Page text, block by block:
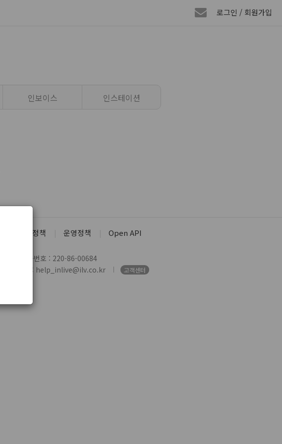
로그인 / 회원가입
인보이스 인스테이션
청소년 보호정책 운영정책 Open API
사업자번호 : 220-86-00684
제휴/문의 : help_inlive@ilv.co.kr 고객센터